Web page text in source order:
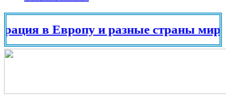
в Европу и разные страны мира в